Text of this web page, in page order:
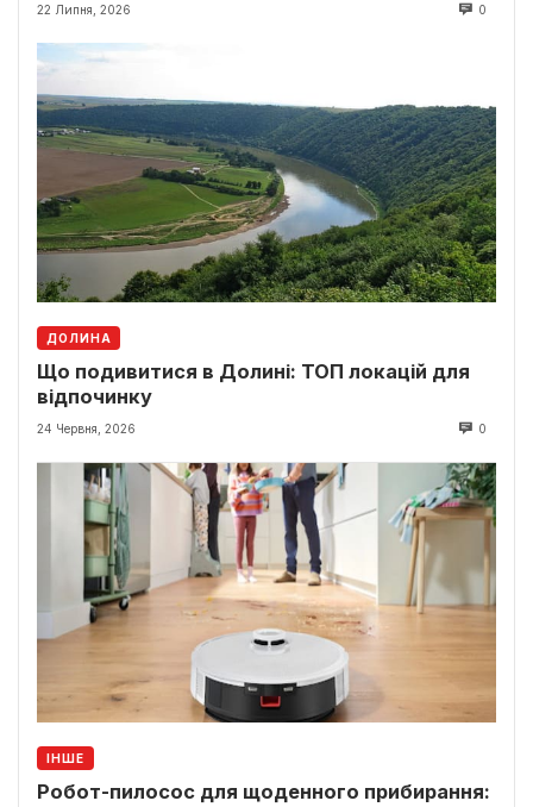
22 Липня, 2026 0
ДОЛИНА
Що подивитися в Долині: ТОП локацій для
відпочинку
24 Червня, 2026 0
ІНШЕ
Робот-пилосос для щоденного прибирання: